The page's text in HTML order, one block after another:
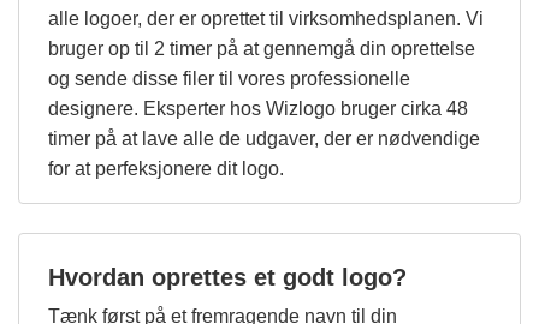
alle logoer, der er oprettet til virksomhedsplanen. Vi
bruger op til 2 timer på at gennemgå din oprettelse
og sende disse filer til vores professionelle
designere. Eksperter hos Wizlogo bruger cirka 48
timer på at lave alle de udgaver, der er nødvendige
for at perfeksjonere dit logo.
Hvordan oprettes et godt logo?
Tænk først på et fremragende navn til din